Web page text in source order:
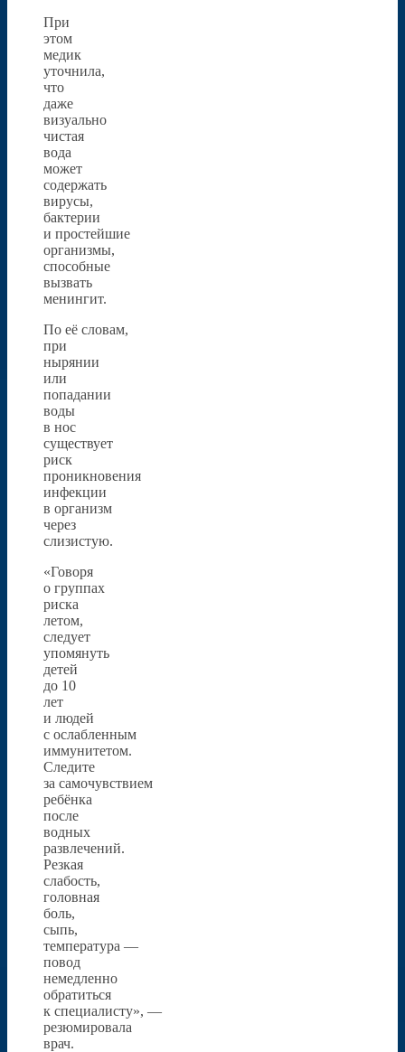
При
этом
медик
уточнила,
что
даже
визуально
чистая
вода
может
содержать
вирусы,
бактерии
и простейшие
организмы,
способные
вызвать
менингит.
По её словам,
при
нырянии
или
попадании
воды
в нос
существует
риск
проникновения
инфекции
в организм
через
слизистую.
«Говоря
о группах
риска
летом,
следует
упомянуть
детей
до 10
лет
и людей
с ослабленным
иммунитетом.
Следите
за самочувствием
ребёнка
после
водных
развлечений.
Резкая
слабость,
головная
боль,
сыпь,
температура —
повод
немедленно
обратиться
к специалисту», —
резюмировала
врач.